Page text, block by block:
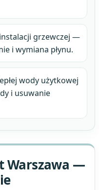
grzewczej —
i wymiana płynu.
wody użytkowej
i usuwanie
Warszawa —